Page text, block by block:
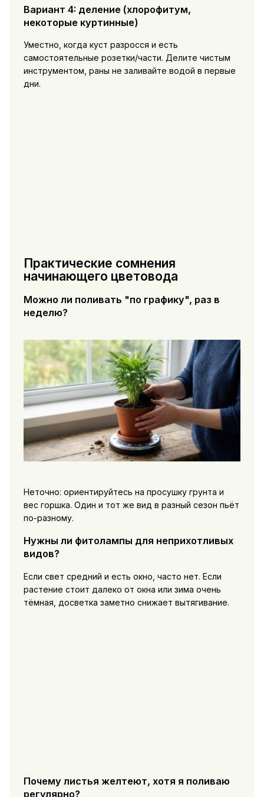
Вариант 4: деление (хлорофитум,
некоторые куртинные)
Уместно, когда куст разросся и есть
самостоятельные розетки/части. Делите чистым
инструментом, раны не заливайте водой в первые
дни.
Практические сомнения
начинающего цветовода
Можно ли поливать "по графику", раз в
неделю?
Неточно: ориентируйтесь на просушку грунта и
вес горшка. Один и тот же вид в разный сезон пьёт
по-разному.
Нужны ли фитолампы для неприхотливых
видов?
Если свет средний и есть окно, часто нет. Если
растение стоит далеко от окна или зима очень
тёмная, досветка заметно снижает вытягивание.
Почему листья желтеют, хотя я поливаю
регулярно?